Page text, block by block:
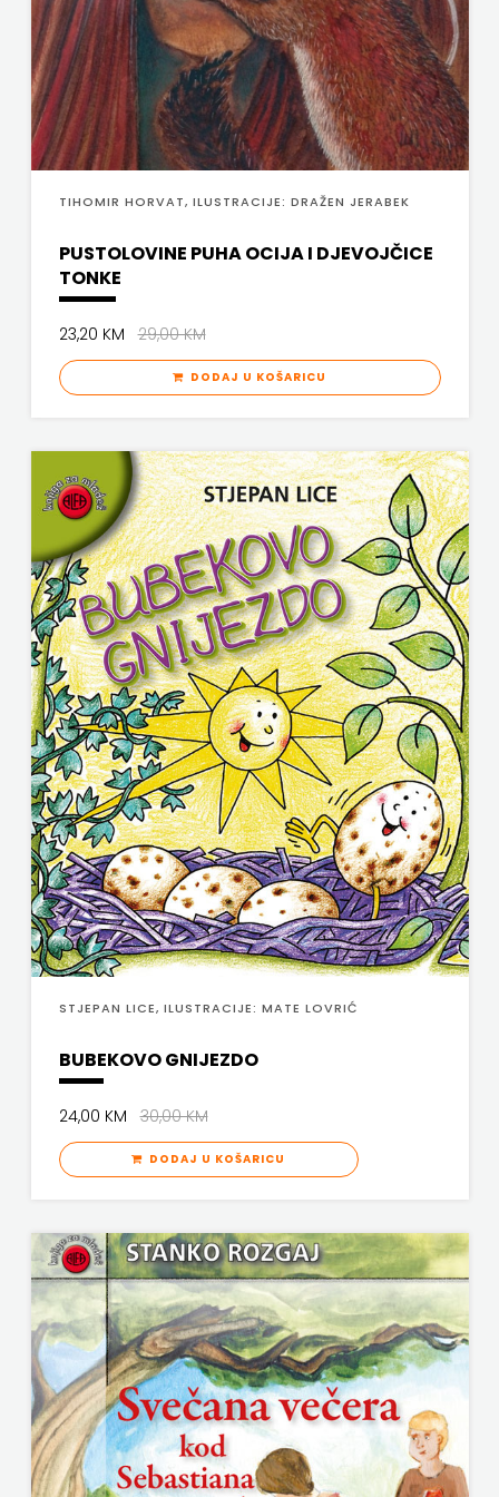
SV.ANTUNA
NAKLADA
ULIKS
NARODNA
KNJIŽNICA
HNŽ/K
NAŠA
DJECA
NAŠA
NOVOTEKS
ODEON
OMEGA
LAN
Pearson
PLANET
ZOE
PLANETOPIJA
PLANJAX
KOMERC
POETIKA
PULS
HERCEG-
BOSNE
ROCKMARK
SALESIANA
SANDORF
Scriptura
media
TIHOMIR HORVAT, ILUSTRACIJE: DRAŽEN JERABEK
PUSTOLOVINE PUHA OCIJA I DJEVOJČICE
TONKE
23,20 KM29,00 KM
DODAJ U KOŠARICU
STJEPAN LICE, ILUSTRACIJE: MATE LOVRIĆ
BUBEKOVO GNIJEZDO
24,00 KM30,00 KM
DODAJ U KOŠARICU